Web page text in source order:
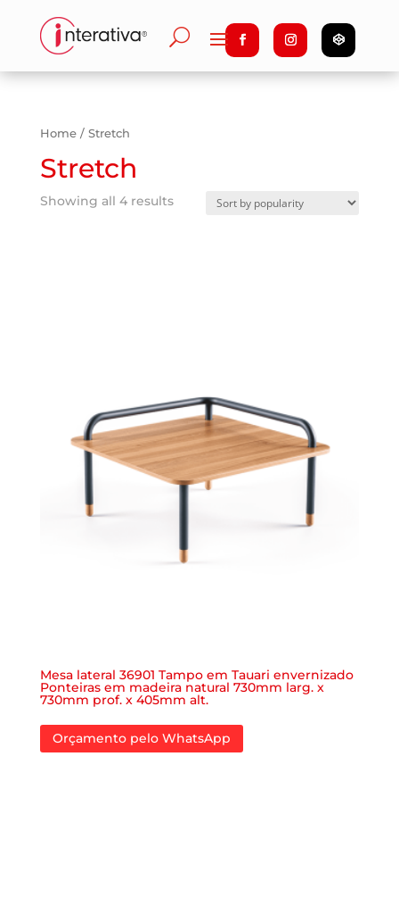
Home/ Stretch
Stretch
Showing all 4 results
Mesa lateral 36901 Tampo em Tauari envernizado
Ponteiras em madeira natural 730mm larg. x
730mm prof. x 405mm alt.
Orçamento pelo WhatsApp